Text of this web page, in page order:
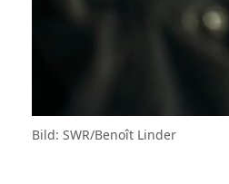
Bild: SWR/Benoît Linder